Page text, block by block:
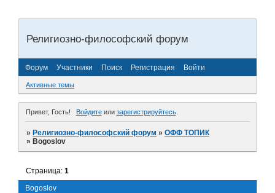
Религиозно-философский форум
Форум Участники Поиск Регистрация Войти
Активные темы
Привет, Гость! Войдитеили зарегистрируйтесь.
»Религиозно-философский форум »ОФФ ТОПИК
»Bogoslov
Bogoslov
Страница:1